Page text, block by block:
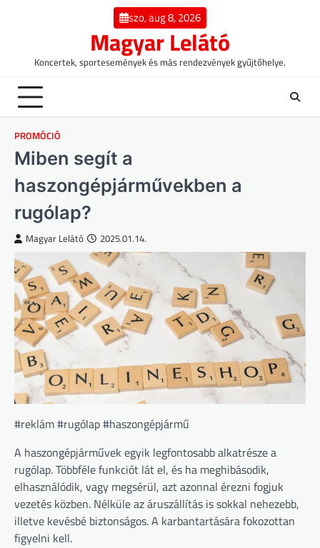
szo, aug 8, 2026
Magyar Lelátó
Koncertek, sportesemények és más rendezvények gyűjtőhelye.
PROMÓCIÓ
Miben segít a
haszongépjárművekben a
rugólap?
Magyar Lelátó 2025.01.14.
#reklám #rugólap #haszongépjármű
A haszongépjárművek egyik legfontosabb alkatrésze a
rugólap. Többféle funkciót lát el, és ha meghibásodik,
elhasználódik, vagy megsérül, azt azonnal érezni fogjuk
vezetés közben. Nélküle az áruszállítás is sokkal nehezebb,
illetve kevésbé biztonságos. A karbantartására fokozottan
figyelni kell.